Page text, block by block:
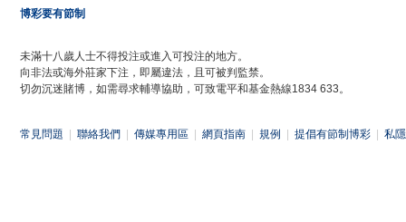
博彩要有節制
未滿十八歲人士不得投注或進入可投注的地方。
向非法或海外莊家下注，即屬違法，且可被判監禁。
切勿沉迷賭博，如需尋求輔導協助，可致電平和基金熱線1834 633。
常見問題 聯絡我們 傳媒專用區 網頁指南 規例 提倡有節制博彩 私